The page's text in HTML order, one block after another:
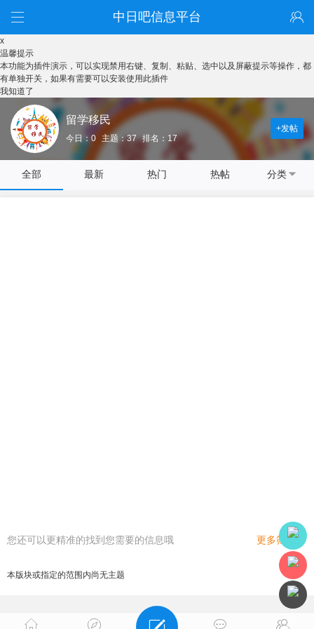
中日吧信息平台
x
温馨提示
本功能为插件演示，可以实现禁用右键、复制、粘贴、选中以及屏蔽提示等操作，都
有单独开关，如果有需要可以安装使用此插件
我知道了
留学移民
今日：0 主题：37 排名：17
+发帖
全部 最新 热门 热帖 分类
您还可以更精准的找到您需要的信息哦 更多筛选
本版块或指定的范围内尚无主题